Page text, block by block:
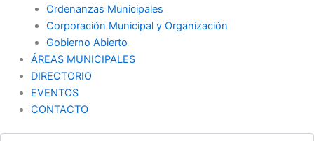
Ordenanzas Municipales
Corporación Municipal y Organización
Gobierno Abierto
ÁREAS MUNICIPALES
DIRECTORIO
EVENTOS
CONTACTO